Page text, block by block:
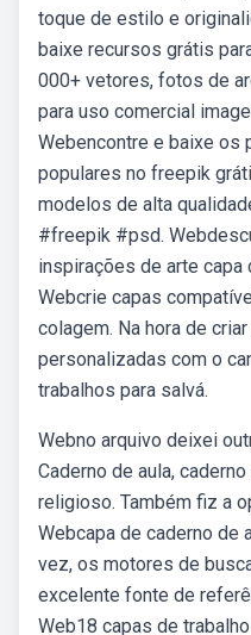
toque de estilo e
baixe recursos grátis
000+ vetores, fotos de
para uso comercial
Webencontre e baixe os
populares no freepik
modelos de alta
#freepik #psd.
inspirações de arte capa
Webcrie capas
colagem. Na hora de
personalizadas com o
trabalhos para salvá.
Webno arquivo deixei
Caderno de aula,
religioso. Também fiz a
Webcapa de caderno de
vez, os motores de
excelente fonte de
Web18 capas de